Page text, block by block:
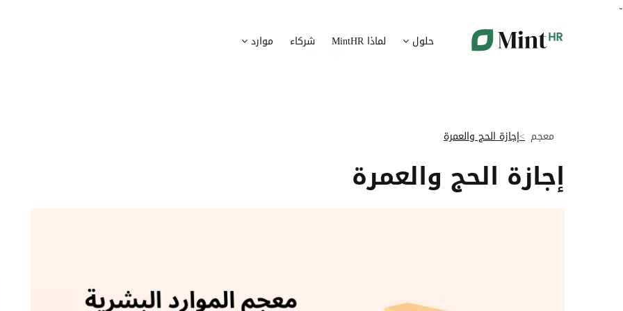
حلول لماذا MintHR شركاء موارد
-
معجم إجازة الحج والعمرة
إجازة الحج والعمرة
بيانات الموارد البشرية ممركزة في بوابة واحدة قم برقمنة عملية التوظيف الخاصة بك
تدبير الوثائق
قم بإدارة الوثائق الإدارية بشكل أوتوماتيكي